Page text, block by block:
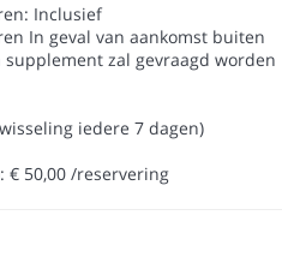
Inclusief
In geval van aankomst buiten
zal gevraagd worden
iedere 7 dagen)
€ 50,00 /reservering